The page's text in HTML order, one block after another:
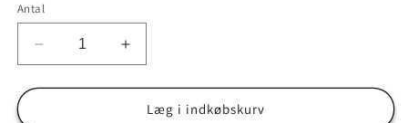
Antal
Reducer
antallet
for
Øg
antallet
for
Bestseller
Læg i indkøbskurv